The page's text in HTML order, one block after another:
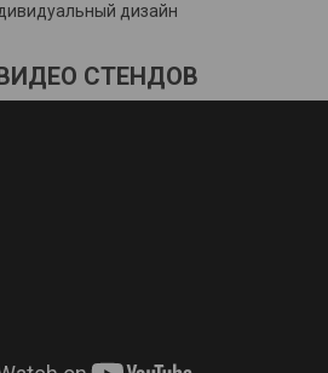
дизайн
СТЕНДОВ